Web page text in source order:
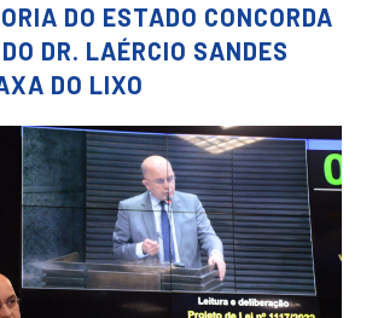
DO ESTADO CONCORDA
DR. LAÉRCIO SANDES
DO LIXO